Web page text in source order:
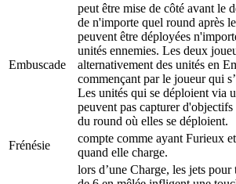
Embuscade
peut être mise de côté avant le
de n'importe quel round après
peuvent être déployées
unités ennemies. Les deux
alternativement des unités en
commençant par le joueur qui
Les unités qui se déploient via
peuvent pas capturer
du round où elles se déploient.
Frénésie
compte comme ayant Furieux
quand elle charge.
lors d’une Charge, les jets